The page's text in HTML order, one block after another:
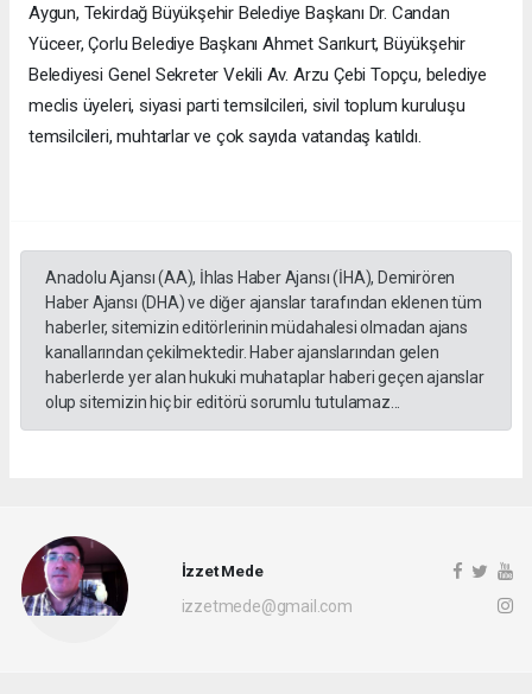
Aygun, Tekirdağ Büyükşehir Belediye Başkanı Dr. Candan
Yüceer, Çorlu Belediye Başkanı Ahmet Sarıkurt, Büyükşehir
Belediyesi Genel Sekreter Vekili Av. Arzu Çebi Topçu, belediye
meclis üyeleri, siyasi parti temsilcileri, sivil toplum kuruluşu
temsilcileri, muhtarlar ve çok sayıda vatandaş katıldı.
Anadolu Ajansı (AA), İhlas Haber Ajansı (İHA), Demirören
Haber Ajansı (DHA) ve diğer ajanslar tarafından eklenen tüm
haberler, sitemizin editörlerinin müdahalesi olmadan ajans
kanallarından çekilmektedir. Haber ajanslarından gelen
haberlerde yer alan hukuki muhataplar haberi geçen ajanslar
olup sitemizin hiç bir editörü sorumlu tutulamaz...
İzzet Mede
izzetmede@gmail.com